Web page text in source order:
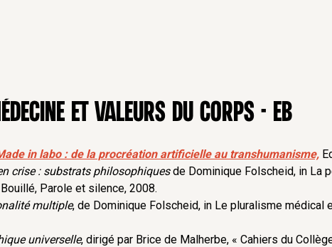
la médecine, sachant que des financements
de pointe et des travaux de laboratoires
strictement médicaux
éthique et philosophique pour préserver la
reste au service de l’homme.
et valeurs du corps - EB
in labo : de la procréation artificielle au transhumanisme,
crise : substrats philosophiquesde Dominique Folscheid, in La
Parole et silence, 2008.
multiple, de Dominique Folscheid, in Le pluralisme médical
universelle, dirigé par Brice de Malherbe, « Cahiers du